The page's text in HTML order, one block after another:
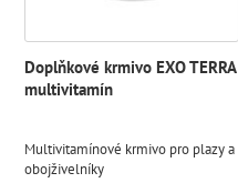
Doplňkové krmivo EXO TERRA
multivitamín
Multivitamínové krmivo pro plazy a
obojživelníky